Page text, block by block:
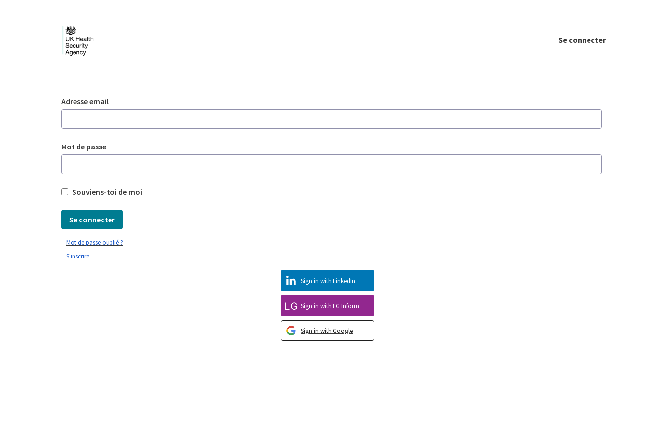
Se connecter
Authentification
Adresse email
Mot de passe
Souviens-toi de moi
Se connecter
Sign in with Google
Sign in with LG Inform
Sign in with LinkedIn
S'inscrire
Mot de passe oublié ?